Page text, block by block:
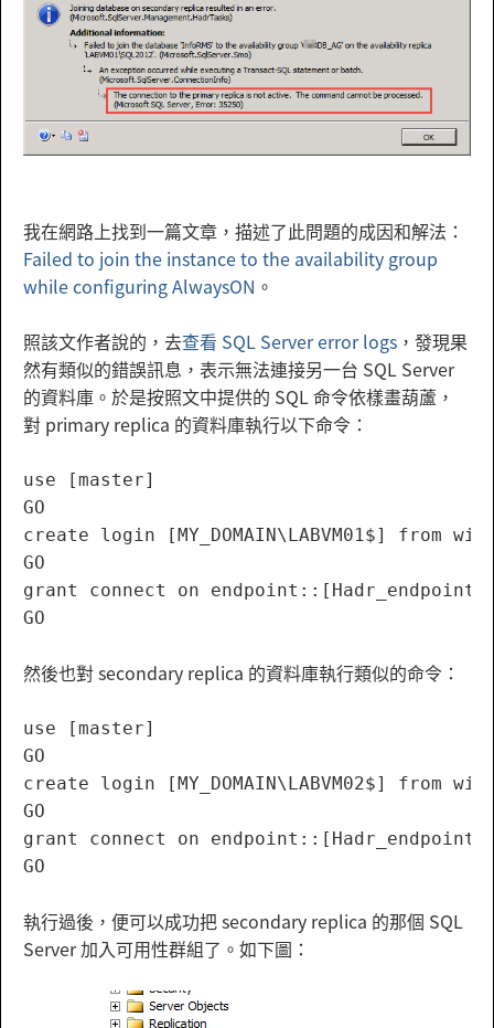
我在網路上找到一篇文章，描述了此問題的成因和解法：
Failed to join the instance to the availability group
while configuring AlwaysON 。
照該文作者說的，去查看 SQL Server error logs ，發現果
然有類似的錯誤訊息，表示無法連接另一台 SQL Server
的資料庫。於是按照文中提供的 SQL 命令依樣畫葫蘆，
對 primary replica 的資料庫執行以下命令：
use [master]
GO
create login [MY_DOMAIN\LABVM01$] from
GO
grant connect on endpoint::[Hadr_endpoint] to
然後也對 secondary replica 的資料庫執行類似的命令：
use [master]
GO
create login [MY_DOMAIN\LABVM02$] from
GO
grant connect on endpoint::[Hadr_endpoint] to
GO
執行過後，便可以成功把 secondary replica 的那個 SQL
Server 加入可用性群組了。如下圖：